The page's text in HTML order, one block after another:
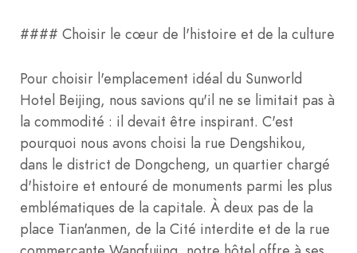
#### Choisir le cœur de l'histoire et de la culture
Pour choisir l'emplacement idéal du Sunworld
Hotel Beijing, nous savions qu'il ne se limitait pas à
la commodité : il devait être inspirant. C'est
pourquoi nous avons choisi la rue Dengshikou,
dans le district de Dongcheng, un quartier chargé
d'histoire et entouré de monuments parmi les plus
emblématiques de la capitale. À deux pas de la
place Tian'anmen, de la Cité interdite et de la rue